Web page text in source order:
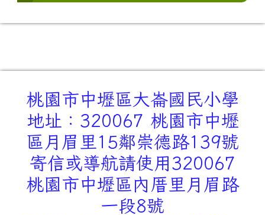
桃園市中壢區大崙國民小學
地址：320067 桃園市中壢
區月眉里15鄰崇德路139號
寄信或導航請使用320067
桃園市中壢區內厝里月眉路
一段8號